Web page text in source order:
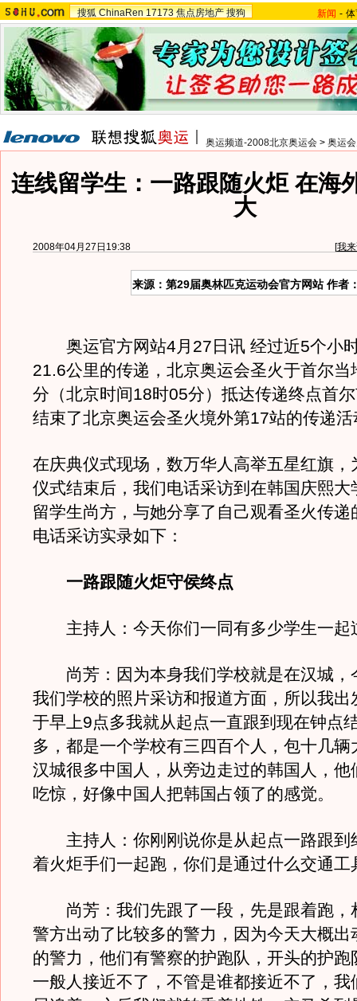
搜狐 ChinaRen 17173 焦点房地产 搜狗 新闻 -
奥运频道-2008北京奥运会 > 奥运
连线留学生：一路跟随火炬 在海
大
2008年04月27日19:38 [我
来源：第29届奥林匹克运动会官方网站 作者
奥运官方网站4月27日讯 经过近5个小
21.6公里的传递，北京奥运会圣火于首尔
分（北京时间18时05分）抵达传递终点首
结束了北京奥运会圣火境外第17站的传递活
在庆典仪式现场，数万华人高举五星红旗，
仪式结束后，我们电话采访到在韩国庆熙大
留学生尚方，与她分享了自己观看圣火传递
电话采访实录如下：
一路跟随火炬守侯终点
主持人：今天你们一同有多少学生一起
尚芳：因为本身我们学校就是在汉城，
我们学校的照片采访和报道方面，所以我出
于早上9点多我就从起点一直跟到现在钟点
多，都是一个学校有三四百个人，包十几辆
汉城很多中国人，从旁边走过的韩国人，他
吃惊，好像中国人把韩国占领了的感觉。
主持人：你刚刚说你是从起点一路跟到
着火炬手们一起跑，你们是通过什么交通工
尚芳：我们先跟了一段，先是跟着跑，
警方出动了比较多的警力，因为今天大概出
的警力，他们有警察的护跑队，开头的护跑
一般人接近不了，不管是谁都接近不了，我